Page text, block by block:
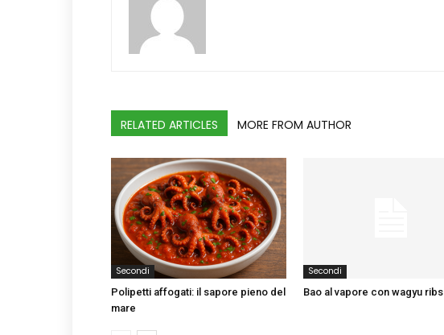
RELATED ARTICLES MORE FROM AUTHOR
Secondi
Polipetti affogati: il sapore pieno del
mare
Secondi
Bao al vapore con wagyu ribs